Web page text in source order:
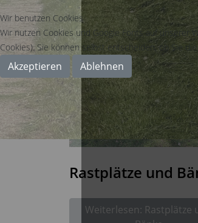
Rastplätze und
Weiterlesen: Rastplätze
Wir benutzen Cookies
Wir nutzen Cookies und Google Fonts auf unserer
Cookies). Sie können selbst entscheiden, ob Sie
Akzeptieren Ablehnen